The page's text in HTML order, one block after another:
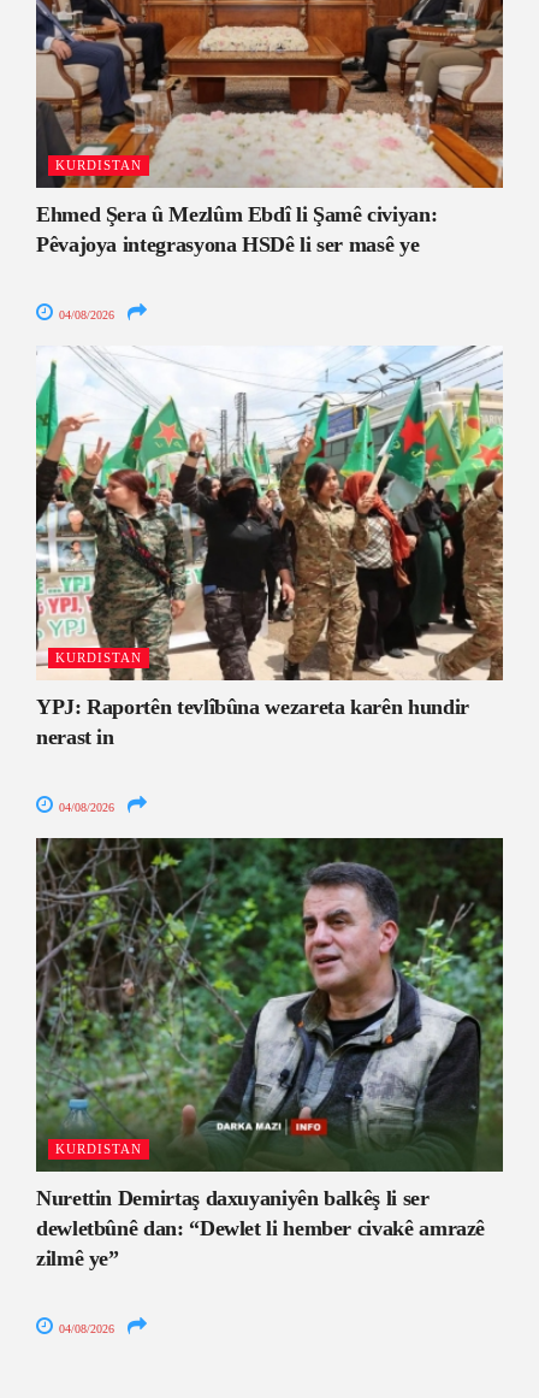
KURDISTAN
Ehmed Şera û Mezlûm Ebdî li Şamê civiyan:
Pêvajoya integrasyona HSDê li ser masê ye
04/08/2026
KURDISTAN
YPJ: Raportên tevlîbûna wezareta karên hundir
nerast in
04/08/2026
KURDISTAN
Nurettin Demirtaş daxuyaniyên balkêş li ser
dewletbûnê dan: “Dewlet li hember civakê amrazê
zilmê ye”
04/08/2026